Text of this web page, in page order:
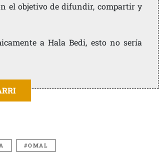
el objetivo de difundir, compartir y
a Hala Bedi, esto no sería
OMAL